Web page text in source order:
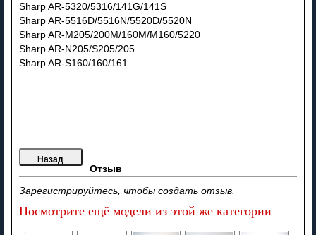
Sharp AR-5320/5316/141G/141S
Sharp AR-5516D/5516N/5520D/5520N
Sharp AR-M205/200M/160M/M160/5220
Sharp AR-N205/S205/205
Sharp AR-S160/160/161
Отзыв
Зарегистрируйтесь, чтобы создать отзыв.
Посмотрите ещё модели из этой же категории